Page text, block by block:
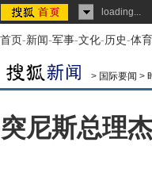
loading...
首页-新闻-军事-文化-历史-体育
> 国际要闻 >
突尼斯总理